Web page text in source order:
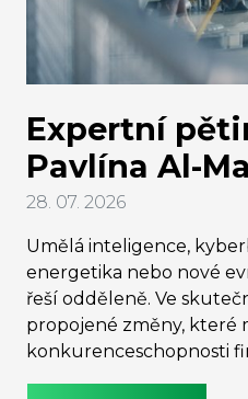
Expertní
Pavlína Al-
28. 07. 2026
Umělá inteligence,
energetika nebo nové
řeší odděleně. Ve
propojené změny,
konkurenceschopnosti